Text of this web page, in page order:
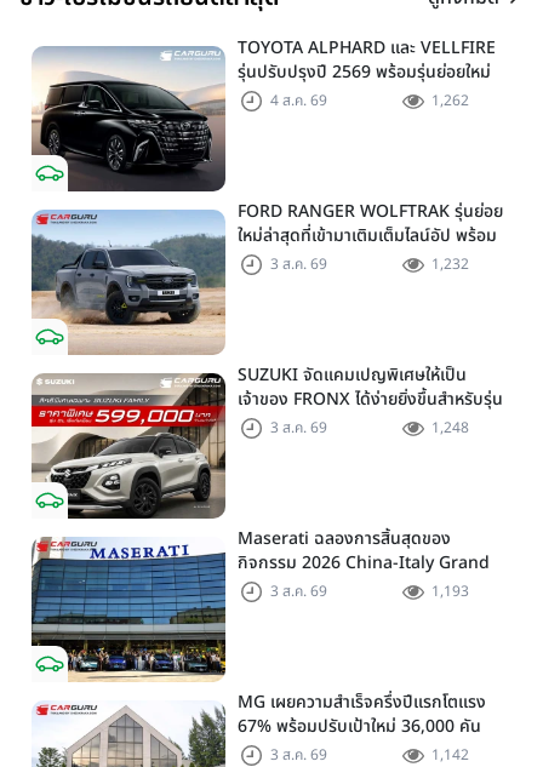
Honda Fit-e HEV
Honda Fit-e HEV
TOYOTA ALPHARD และ VELLFIRE
รุ่นปรับปรุงปี 2569 พร้อมรุ่นย่อยใหม่
HEV SMART ราคาเริ่มต้น 3.59 ลบ.
4 ส.ค. 69 1,262
FORD RANGER WOLFTRAK รุ่นย่อย
ใหม่ล่าสุดที่เข้ามาเติมเต็มไลน์อัป พร้อม
ตอบโจทย์ทุกการผจญภัยด้วยสมรรถนะ
3 ส.ค. 69 1,232
SUZUKI จัดแคมเปญพิเศษให้เป็น
เจ้าของ FRONX ได้ง่ายยิ่งขึ้นสำหรับรุ่น
GL ราคาพิเศษเริ่มต้น 5.99 แสนบาท
3 ส.ค. 69 1,248
Maserati ฉลองการสิ้นสุดของ
กิจกรรม 2026 China-Italy Grand
Tour ณ สำนักงานใหญ่ เมืองโมเดนา
3 ส.ค. 69 1,193
MG เผยความสำเร็จครึ่งปีแรกโตแรง
67% พร้อมปรับเป้าใหม่ 36,000 คัน
และเดินเกมด้วย DUAL-MARKET
3 ส.ค. 69 1,142